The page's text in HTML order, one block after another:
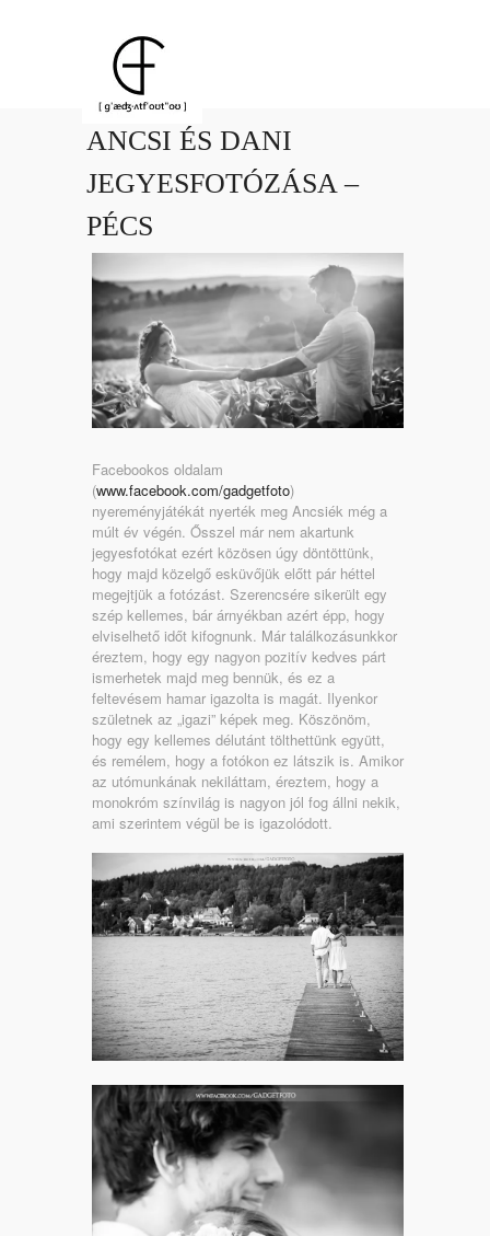
ANCSI ÉS DANI
JEGYESFOTÓZÁSA –
PÉCS
Facebookos oldalam
(www.facebook.com/gadgetfoto)
nyereményjátékát nyerték meg Ancsiék még a
múlt év végén. Ősszel már nem akartunk
jegyesfotókat ezért közösen úgy döntöttünk,
hogy majd közelgő esküvőjük előtt pár héttel
megejtjük a fotózást. Szerencsére sikerült egy
szép kellemes, bár árnyékban azért épp, hogy
elviselhető időt kifognunk. Már találkozásunkkor
éreztem, hogy egy nagyon pozitív kedves párt
ismerhetek majd meg bennük, és ez a
feltevésem hamar igazolta is magát. Ilyenkor
születnek az „igazi” képek meg. Köszönöm,
hogy egy kellemes délutánt tölthettünk együtt,
és remélem, hogy a fotókon ez látszik is. Amikor
az utómunkának nekiláttam, éreztem, hogy a
monokróm színvilág is nagyon jól fog állni nekik,
ami szerintem végül be is igazolódott.